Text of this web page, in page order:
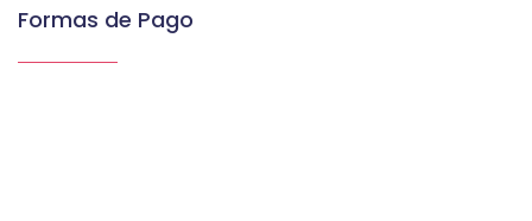
Formas de Pago